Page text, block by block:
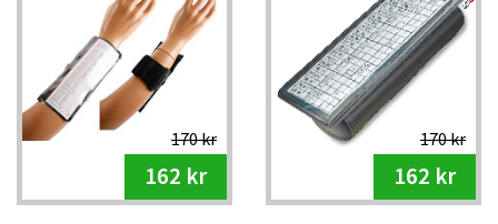
170 kr
162 kr
170 kr
162 kr